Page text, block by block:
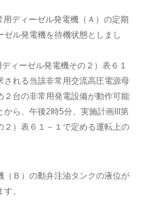
ディーゼル発電機（Ａ）の定期
ル発電機を待機状態としまし
ィーゼル発電機その２）表６１
される当該非常用交流高圧電源母
台の非常用発電設備が動作可能
ら、午後2時5分、実施計画III第
２）表６１－１で定める運転上の
Ｂ）の動弁注油タンクの液位が
。